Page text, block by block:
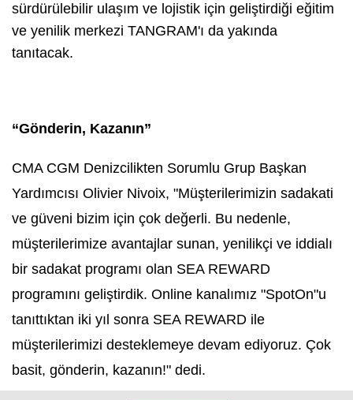
sürdürülebilir ulaşım ve lojistik için geliştirdiği eğitim
ve yenilik merkezi TANGRAM'ı da yakında
tanıtacak.
“Gönderin, Kazanın”
CMA CGM Denizcilikten Sorumlu Grup Başkan
Yardımcısı Olivier Nivoix, "Müşterilerimizin sadakati
ve güveni bizim için çok değerli. Bu nedenle,
müşterilerimize avantajlar sunan, yenilikçi ve iddialı
bir sadakat programı olan SEA REWARD
programını geliştirdik. Online kanalımız "SpotOn"u
tanıttıktan iki yıl sonra SEA REWARD ile
müşterilerimizi desteklemeye devam ediyoruz. Çok
basit, gönderin, kazanın!" dedi.